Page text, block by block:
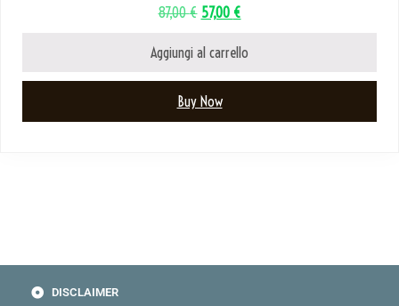
87,00€ 57,00 €
Aggiungi al carrello
Buy Now
DISCLAIMER